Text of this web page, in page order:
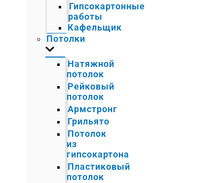
Гипсокартонные
работы
Кафельщик
Потолки
Натяжной
потолок
Рейковый
потолок
Армстронг
Грильято
Потолок
из
гипсокартона
Пластиковый
потолок